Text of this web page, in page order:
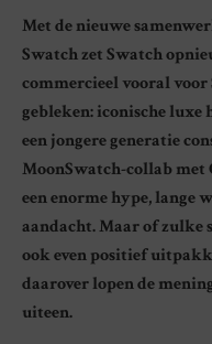
Met de nieuwe
Swatch zet Swatch
commercieel vooral
gebleken: iconische
een jongere generatie
MoonSwatch-collab
een enorme hype, lange
aandacht. Maar of zulke
ook even positief
daarover lopen de
uiteen.